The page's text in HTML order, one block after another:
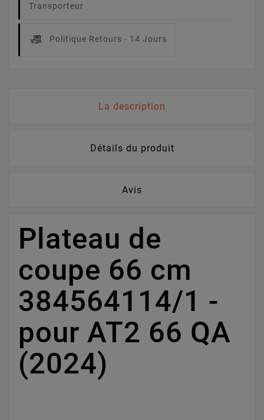
Transporteur
Politique Retours - 14 Jours
La description
Détails du produit
Avis
Plateau de
coupe 66 cm
384564114/1 -
pour AT2 66 QA
(2024)